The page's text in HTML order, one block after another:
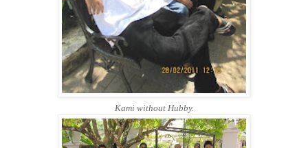
Kami without Hubby.